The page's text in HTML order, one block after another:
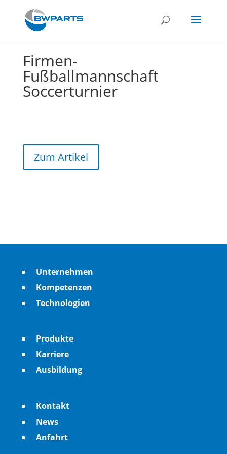
Firmen-
Fußballmannschaft
Soccerturnier
Zum Artikel
Unternehmen
Kompetenzen
Technologien
Produkte
Karriere
Ausbildung
Kontakt
News
Anfahrt